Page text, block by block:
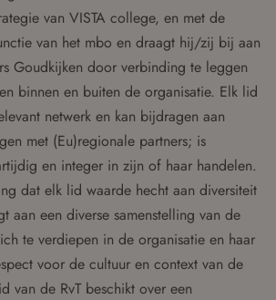
van VISTA college, en met de
van het mbo en draagt hij/zij bij aan
Goudkijken door verbinding te leggen
binnen en buiten de organisatie. Elk lid
netwerk en kan bijdragen aan
met (Eu)regionale partners; is
en integer in zijn of haar handelen.
dat elk lid waarde hecht aan diversiteit
aan een diverse samenstelling van de
te verdiepen in de organisatie en haar
voor de cultuur en context van de
van de RvT beschikt over een